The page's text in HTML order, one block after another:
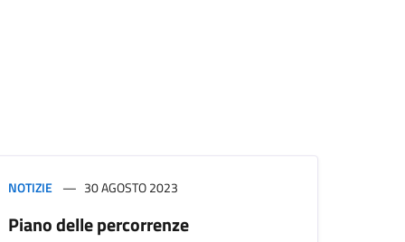
NOTIZIE 30 AGOSTO 2023
Piano delle percorrenze